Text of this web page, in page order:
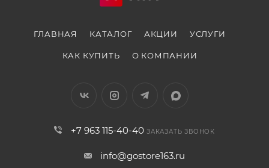
ГЛАВНАЯ КАТАЛОГ АКЦИИ УСЛУГИ
КАК КУПИТЬ О КОМПАНИИ
+7 963 115-40-40 ЗАКАЗАТЬ ЗВОНОК
info@gostore163.ru